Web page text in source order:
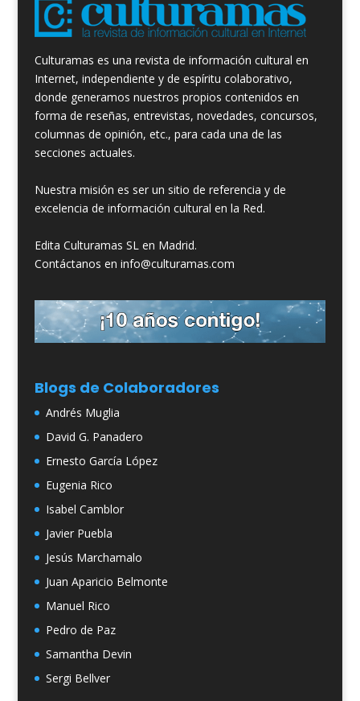
Culturamas es una revista de información cultural en
Internet, independiente y de espíritu colaborativo,
donde generamos nuestros propios contenidos en
forma de reseñas, entrevistas, novedades, concursos,
columnas de opinión, etc., para cada una de las
secciones actuales.
Nuestra misión es ser un sitio de referencia y de
excelencia de información cultural en la Red.
Edita Culturamas SL en Madrid.
Contáctanos en info@culturamas.com
Blogs de Colaboradores
Andrés Muglia
David G. Panadero
Ernesto García López
Eugenia Rico
Isabel Camblor
Javier Puebla
Jesús Marchamalo
Juan Aparicio Belmonte
Manuel Rico
Pedro de Paz
Samantha Devin
Sergi Bellver